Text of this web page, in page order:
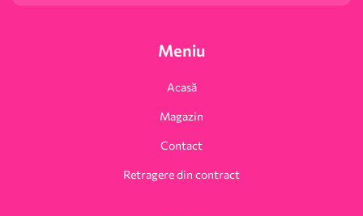
Meniu
Acasă
Magazin
Contact
Retragere din contract